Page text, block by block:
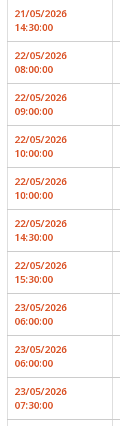
21/05/2026
14:30:00
22/05/2026
08:00:00
22/05/2026
09:00:00
22/05/2026
10:00:00
22/05/2026
10:00:00
22/05/2026
14:30:00
22/05/2026
15:30:00
23/05/2026
06:00:00
23/05/2026
06:00:00
23/05/2026
07:30:00